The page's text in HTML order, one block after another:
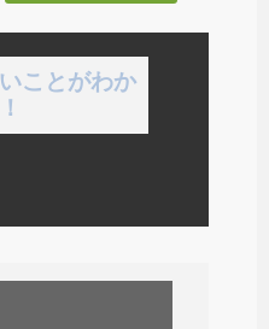
ことがわか